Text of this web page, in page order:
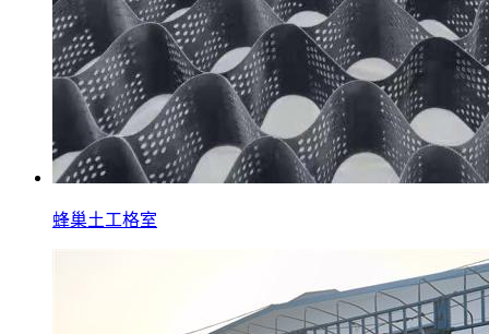
蜂巢土工格室